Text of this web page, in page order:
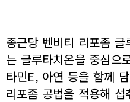
종근당 벤비티 리포좀 글
는 글루타치온을 중심으
타민E, 아연 등을 함께
리포좀 공법을 적용해 섭